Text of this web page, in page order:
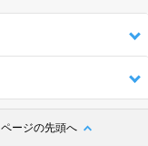
ページの先頭へ